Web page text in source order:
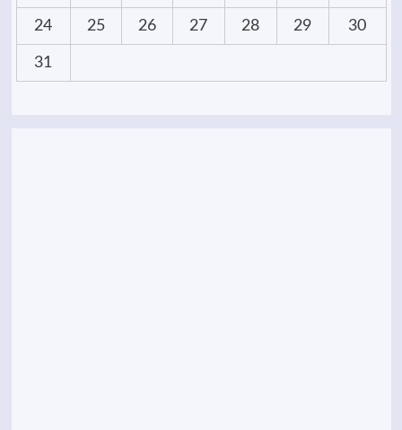
24 25 26 27 28 29 30
31